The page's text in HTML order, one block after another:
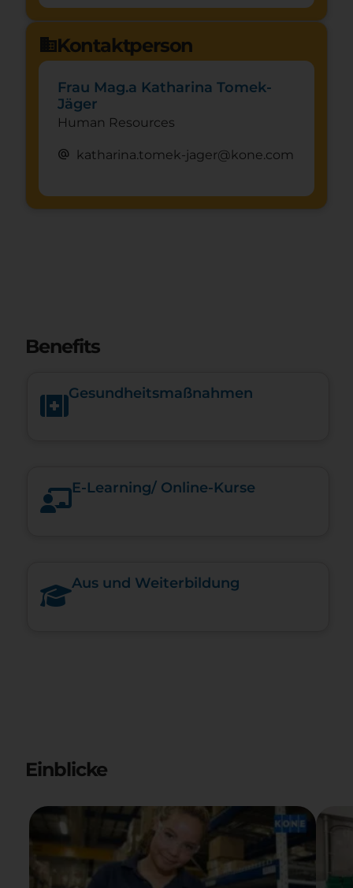
domainKontaktperson
Frau Mag.a Katharina Tomek-
Jäger
Human Resources
alternate_email katharina.tomek-jager@kone.com
Benefits
Gesundheits­maßnahmen
E-​Learning/ Online-​Kurse
Aus und Weiterbildung
Einblicke